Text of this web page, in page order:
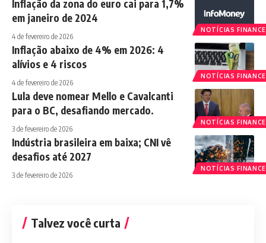
NOTÍCIAS
Inflação da zona do euro cai para 1,7%
em janeiro de 2024
4 de fevereiro de 2026
NOTÍCIAS
Inflação abaixo de 4% em 2026: 4
alívios e 4 riscos
4 de fevereiro de 2026
NOTÍCIAS
Lula deve nomear Mello e Cavalcanti
para o BC, desafiando mercado.
3 de fevereiro de 2026
NOTÍCIAS
Indústria brasileira em baixa; CNI vê
desafios até 2027
3 de fevereiro de 2026
Talvez você curta